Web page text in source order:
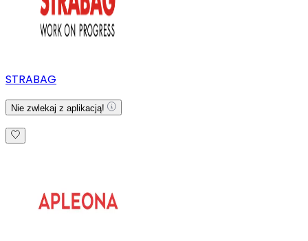
STRABAG
Nie zwlekaj z aplikacją!